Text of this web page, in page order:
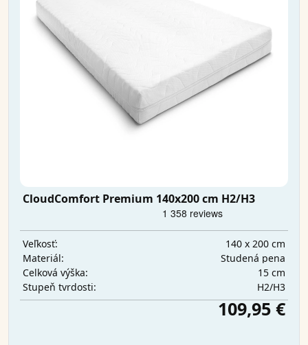
CloudComfort Premium 140x200 cm H2/H3
Veľkosť:
140 x 200 cm
Materiál:
Studená pena
Celková výška:
15 cm
Stupeň tvrdosti:
H2/H3
109,95 €